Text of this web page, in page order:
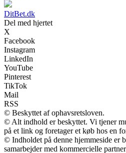
DitBet.dk
Del med hjertet
X
Facebook
Instagram
LinkedIn
YouTube
Pinterest
TikTok
Mail
RSS
© Beskyttet af ophavsretsloven.
© Alt indhold er beskyttet. Vi tjener
på et link og foretager et køb hos en
© Indholdet på denne hjemmeside er
samarbejder med kommercielle